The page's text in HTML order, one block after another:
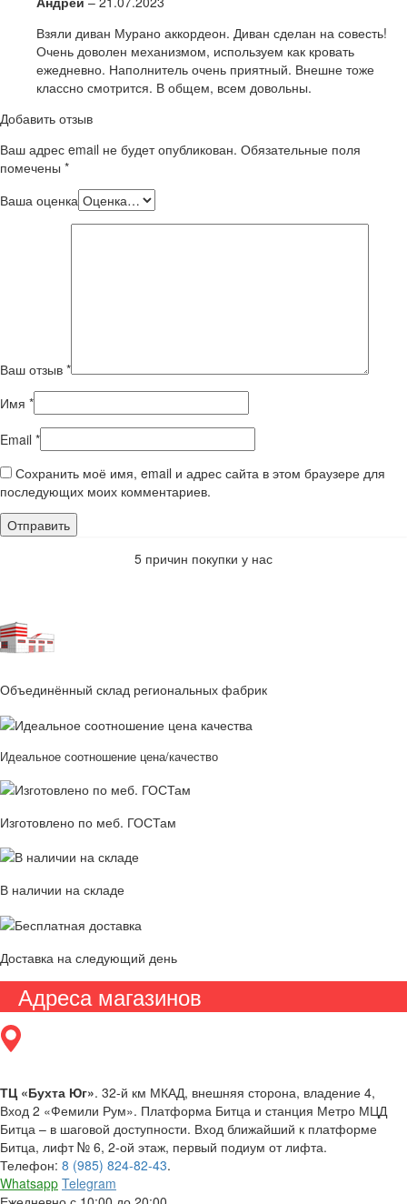
Взяли диван Мурано аккордеон. Диван сделан на совесть!
Очень доволен механизмом, используем как кровать
ежедневно. Наполнитель очень приятный. Внешне тоже
классно смотрится. В общем, всем довольны.
Добавить отзыв
Ваш адрес email не будет опубликован. Обязательные поля
помечены *
Ваша оценка
Ваш отзыв *
Имя *
Email *
Сохранить моё имя, email и адрес сайта в этом браузере для
последующих моих комментариев.
5 причин покупки у нас
Объединённый склад региональных фабрик
Идеальное соотношение цена/качество
Изготовлено по меб. ГОСТам
В наличии на складе
Доставка на следующий день
Адреса магазинов
ТЦ «Бухта Юг». 32-й км МКАД, внешняя сторона, владение 4,
Вход 2 «Фемили Рум». Платформа Битца и станция Метро МЦД
Битца – в шаговой доступности. Вход ближайший к платформе
Битца, лифт № 6, 2-ой этаж, первый подиум от лифта.
Телефон: 8 (985) 824-82-43.
Whatsapp Telegram